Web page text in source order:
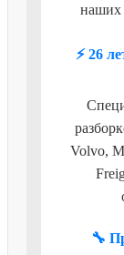
наших
⚡ 26
Volvo,
🔧